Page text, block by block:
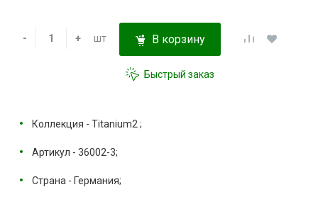
- + шт В корзину
Быстрый заказ
Коллекция - Titanium2 ;
Артикул - 36002-3;
Страна - Германия;